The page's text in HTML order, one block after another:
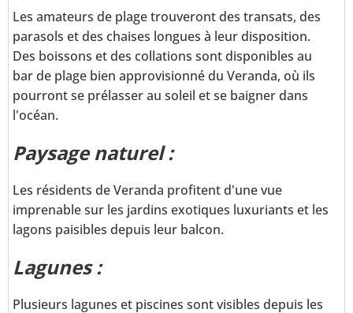
Les amateurs de plage trouveront des transats, des
parasols et des chaises longues à leur disposition.
Des boissons et des collations sont disponibles au
bar de plage bien approvisionné du Veranda, où ils
pourront se prélasser au soleil et se baigner dans
l'océan.
Paysage naturel :
Les résidents de Veranda profitent d'une vue
imprenable sur les jardins exotiques luxuriants et les
lagons paisibles depuis leur balcon.
Lagunes :
Plusieurs lagunes et piscines sont visibles depuis les